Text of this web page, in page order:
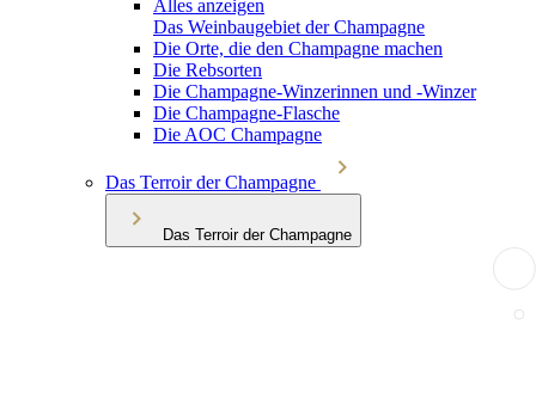
Alles anzeigen
Das Weinbaugebiet der Champagne
Die Orte, die den Champagne machen
Die Rebsorten
Die Champagne-Winzerinnen und -Winzer
Die Champagne-Flasche
Die AOC Champagne
Das Terroir der Champagne
Das Terroir der Champagne